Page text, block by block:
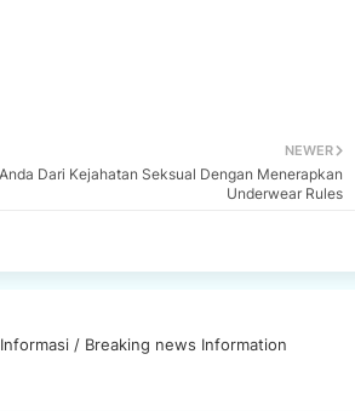
NEWER
Dari Kejahatan Seksual Dengan Menerapkan
Underwear Rules
/ Breaking news Information